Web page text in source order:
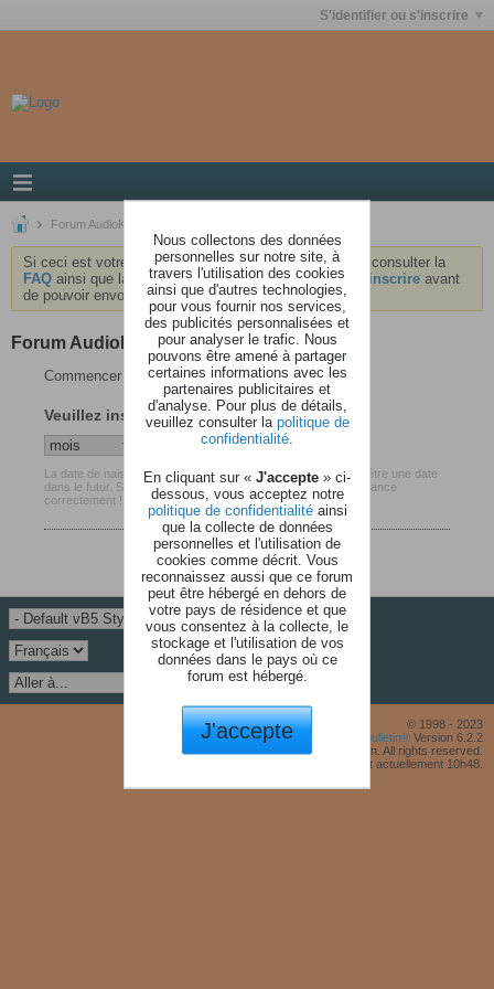
S'identifier ou s'inscrire
Forum AudioKeys
Si ceci est votre première visite, nous vous invitons à consulter la
FAQ ainsi que la chartedu forum . Vous devrez vous inscrire avant
de pouvoir envoyer des messages.
Forum AudioKeys
Commencer votre inscription
Veuillez insérer votre date de naissance
La date de naissance que vous avez renseigné ne peut pas être une date
dans le futur. Soyez certain d'avoir inséré votre date de naissance
correctement !
© 1998 - 2023
Powered by
vBulletin® Version 6.2.2
Copyright © 2026 MH Sub I, LLC dba vBulletin. All rights reserved.
Fuseau horaire GMT +1. Il est actuellement 10h48.
Nous collectons des données
personnelles sur notre site, à
travers l'utilisation des cookies
ainsi que d'autres technologies,
pour vous fournir nos services,
des publicités personnalisées et
pour analyser le trafic. Nous
pouvons être amené à partager
certaines informations avec les
partenaires publicitaires et
d'analyse. Pour plus de détails,
veuillez consulter la politique de
confidentialité
En cliquant sur « J'accepte » ci-
dessous, vous acceptez notre
politique de confidentialitéainsi
que la collecte de données
personnelles et l'utilisation de
cookies comme décrit. Vous
reconnaissez aussi que ce forum
peut être hébergé en dehors de
votre pays de résidence et que
vous consentez à la collecte, le
stockage et l'utilisation de vos
données dans le pays où ce
forum est hébergé.
J'accepte